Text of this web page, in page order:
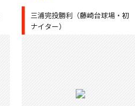
三浦完投勝利（藤崎台球場・初
ナイター）